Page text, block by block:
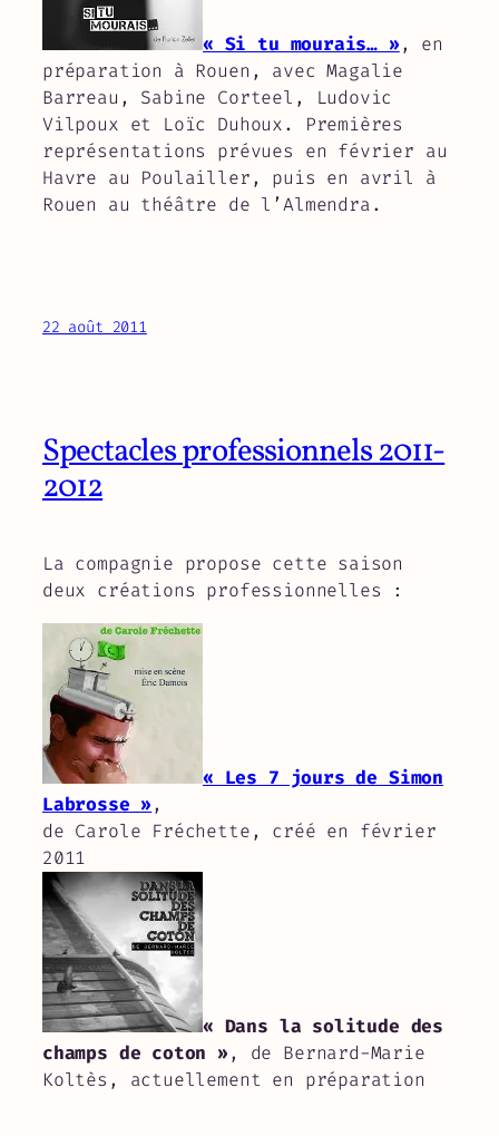
« Si tu mourais… », en
préparation à Rouen, avec Magalie
Barreau, Sabine Corteel, Ludovic
Vilpoux et Loïc Duhoux. Premières
représentations prévues en février au
Havre au Poulailler, puis en avril à
Rouen au théâtre de l’Almendra.
22 août 2011
Spectacles professionnels 2011-
2012
La compagnie propose cette saison
deux créations professionnelles :
« Les 7 jours de Simon
Labrosse »,
de Carole Fréchette, créé en février
2011
« Dans la solitude des
champs de coton », de Bernard-Marie
Koltès, actuellement en préparation